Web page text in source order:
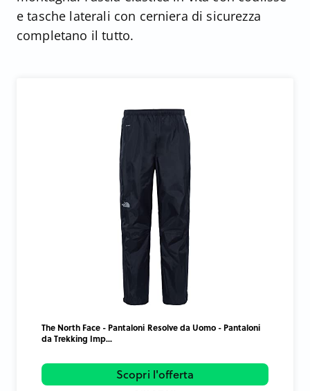
e tasche laterali con cerniera di sicurezza
completano il tutto.
The North Face - Pantaloni Resolve da Uomo - Pantaloni
da Trekking Imp...
Scopri l'offerta